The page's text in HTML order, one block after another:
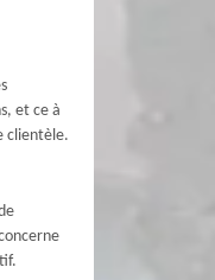
et ce à
clientèle.